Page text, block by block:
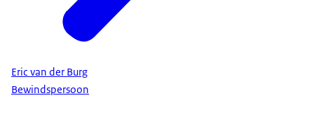
Eric van der Burg
Bewindspersoon